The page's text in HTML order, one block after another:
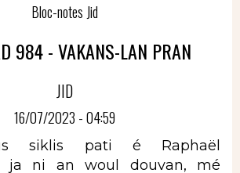
Bloc-notes Jid
984 - VAKANS-LAN PRAN
JID
16/07/2023 - 04:59
siklis pati é
Raphaël
ja ni an woul douvan, mé